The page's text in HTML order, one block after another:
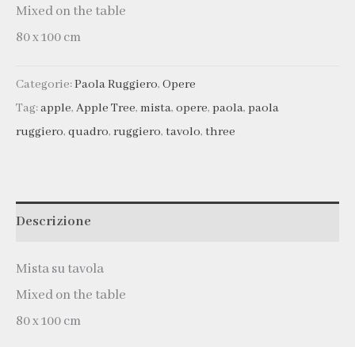
Mixed on the table
80 x 100 cm
Categorie:Paola Ruggiero, Opere
Tag:apple, Apple Tree, mista, opere, paola, paola
ruggiero, quadro, ruggiero, tavolo, three
Descrizione
Mista su tavola
Mixed on the table
80 x 100 cm